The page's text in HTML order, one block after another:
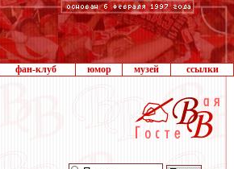
фан-клуб юмор музей ссылки